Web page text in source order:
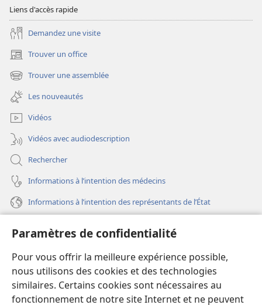
Paramètres de confidentialité
Pour vous offrir la meilleure expérience possible,
nous utilisons des cookies et des technologies
similaires. Certains cookies sont nécessaires au
fonctionnement de notre site Internet et ne peuvent
Liens d'accès rapide
Demandez une visite
Trouver un office
(ouvre
une
nouvelle
fenêtre)
Trouver une assemblée
(ouvre
une
nouvelle
fenêtre)
Les nouveautés
Vidéos
Vidéos avec audiodescription
Rechercher
Informations à l’intention des médecins
Informations à l’intention des représentants de l’État
(ouvre
une
nouvelle
fenêtre)
Bibliothèque en ligne
(ouvre
une